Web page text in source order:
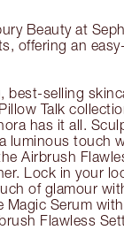
Beauty at
offering an
best-selling
Talk
has it all.
luminous touch
Airbrush
Lock in your
of glamour
Serum
Flawless